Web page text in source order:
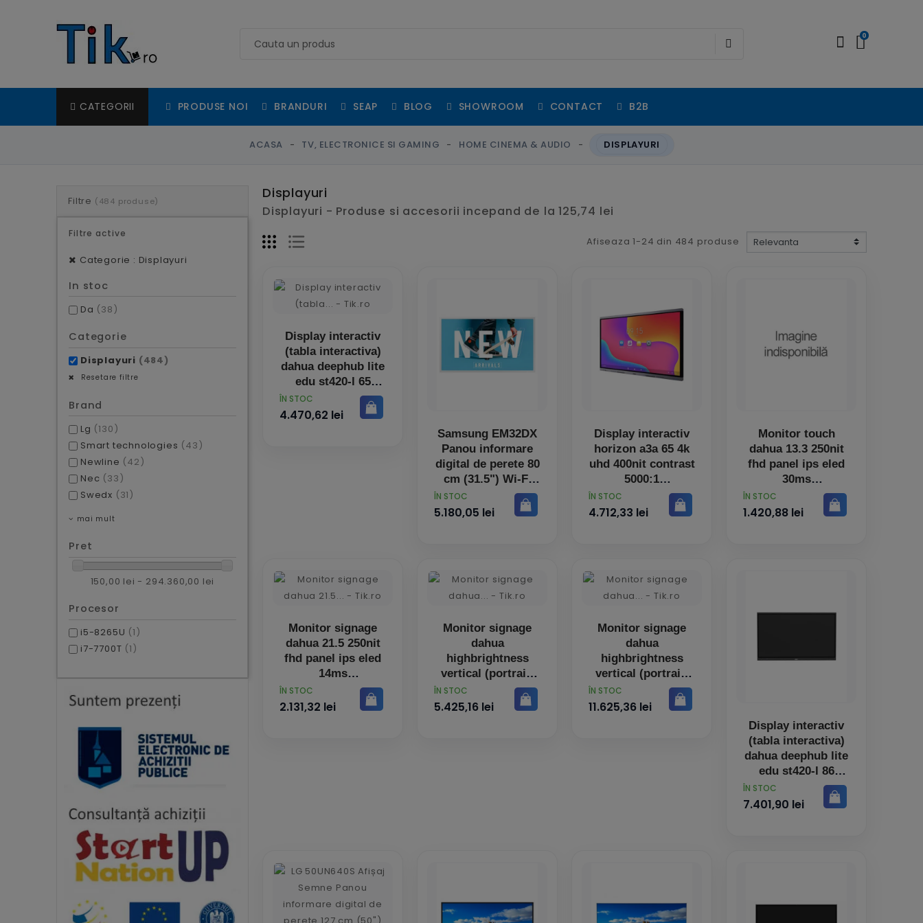
0
CATEGORII PRODUSE NOI BRANDURI SEAP BLOG SHOWROOM CONTACT B2B
ACASA TV, ELECTRONICE SI GAMING HOME CINEMA & AUDIO DISPLAYURI
Filtre (484 produse)
Filtre active
Categorie : Displayuri
In stoc
Da (38)
Categorie
Displayuri (484)
Resetare filtre
Brand
Lg (130)
Smart technologies (43)
Newline (42)
Nec (33)
Swedx (31)
mai mult
Pret
150,00 lei - 294.360,00 lei
Procesor
i5-8265U (1)
i7-7700T (1)
Displayuri
Displayuri - Produse si accesorii incepand de la 125,74 lei
Afiseaza 1-24 din 484 produse
Display interactiv
(tabla interactiva)
dahua deephub lite
edu st420-l 65
PRET
ÎN STOC
4.470,62 lei
Samsung EM32DX
Panou informare
digital de perete 80
cm (31.5") Wi-Fi
Quad HD Gri, Alb
24/7
PRET
ÎN STOC
5.180,05 lei
Display interactiv
horizon a3a 65 4k
uhd 400nit contrast
5000:1
PRET
ÎN STOC
4.712,33 lei
Monitor touch
dahua 13.3 250nit
fhd panel ips eled
30ms
PRET
ÎN STOC
1.420,88 lei
Monitor signage
dahua 21.5 250nit
fhd panel ips eled
14ms
PRET
ÎN STOC
2.131,32 lei
Monitor signage
dahua
highbrightness
vertical (portrait)
32 2500nit fhd
panel
PRET
ÎN STOC
5.425,16 lei
Monitor signage
dahua
highbrightness
vertical (portrait)
55 3000nit fhd
panel
PRET
ÎN STOC
11.625,36 lei
Display interactiv
(tabla interactiva)
dahua deephub lite
edu st420-l 86
PRET
ÎN STOC
7.401,90 lei